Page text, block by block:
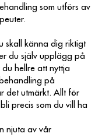
som utförs av
skall känna dig riktigt
du själv upplägg på
du hellre att nyttja
på
det utmärkt. Allt för
precis som du vill ha
njuta av vår